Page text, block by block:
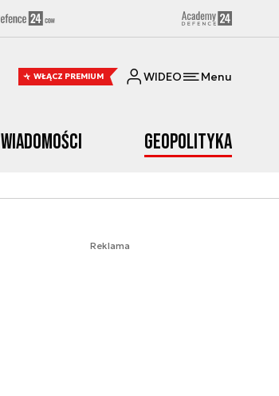
WŁĄCZ PREMIUM WIDEO Menu
Wiadomości Geopolityka
Reklama